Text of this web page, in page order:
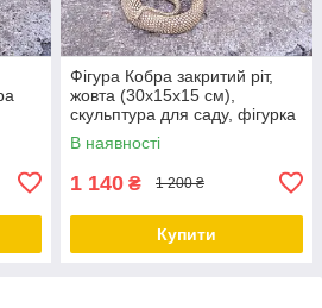
Фігура Кобра закритий ріт,
жовта (30х15х15 см),
скульптура для саду, фігурка
змії з полістоуну
В наявності
1 140 ₴ 1 200 ₴
Купити